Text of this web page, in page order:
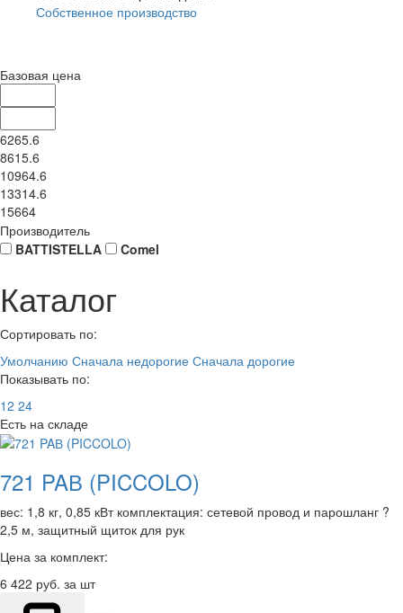
Собственное производство
Базовая цена
6265.6
8615.6
10964.6
13314.6
15664
Производитель
BATTISTELLA
Comel
Каталог
Сортировать по:
Умолчанию Сначала недорогие Сначала дорогие
Показывать по:
12 24
Есть на складе
721 PAВ (PICCOLO)
вес: 1,8 кг, 0,85 кВт комплектация: сетевой провод и парошланг ?
2,5 м, защитный щиток для рук
Цена за комплект:
6 422 руб. за шт